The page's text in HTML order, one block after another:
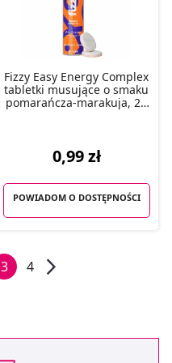
Fizzy Easy Energy Complex
tabletki musujące o smaku
pomarańcza-marakuja, 20
0,99 zł
POWIADOM O DOSTĘPNOŚCI
3 4